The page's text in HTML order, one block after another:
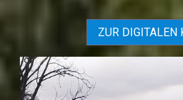
ZUR DIGITALEN